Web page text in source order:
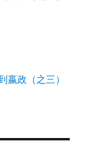
政（之三）